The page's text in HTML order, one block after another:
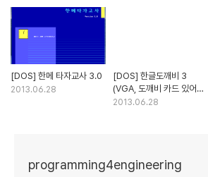
[DOS] 한메 타자교사 3.0
2013.06.28
[DOS] 한글도깨비 3
(VGA, 도깨비 카드 있어야
됨)
2013.06.28
programming4engineering